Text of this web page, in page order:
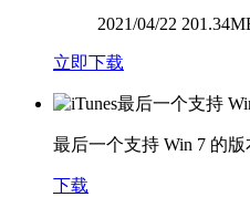
2021/04/22
立即下载
最后一个支持 Win 7 的版
下载